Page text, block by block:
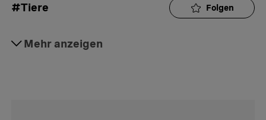
#Tiere Folgen
Mehr anzeigen
#Gesellschaft